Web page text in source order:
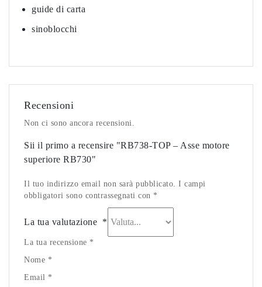
guide di carta
sinoblocchi
Recensioni
Non ci sono ancora recensioni.
Sii il primo a recensire "RB738-TOP – Asse motore
superiore RB730"
Il tuo indirizzo email non sarà pubblicato. I campi
obbligatori sono contrassegnati con *
La tua valutazione *
La tua recensione *
Nome *
Email *